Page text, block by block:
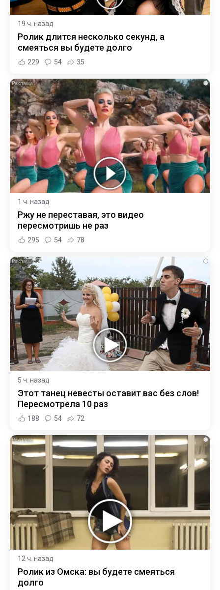
19 ч. назад
Ролик длится несколько секунд, а
смеяться вы будете долго
229 54 35
i
1 ч. назад
Ржу не переставая, это видео
пересмотришь не раз
295 54 78
i
5 ч. назад
Этот танец невесты оставит вас без слов!
Пересмотрела 10 раз
188 54 72
i
12 ч. назад
Ролик из Омска: вы будете смеяться
долго